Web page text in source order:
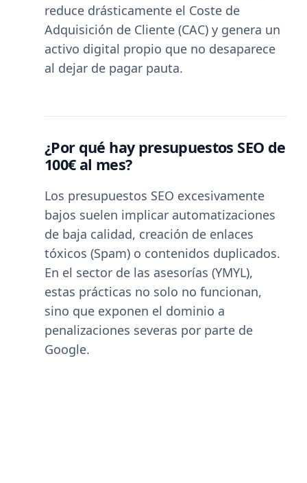
reduce drásticamente el Coste de
Adquisición de Cliente (CAC) y genera un
activo digital propio que no desaparece
al dejar de pagar pauta.
¿Por qué hay presupuestos SEO de
100€ al mes?
Los presupuestos SEO excesivamente
bajos suelen implicar automatizaciones
de baja calidad, creación de enlaces
tóxicos (Spam) o contenidos duplicados.
En el sector de las asesorías (YMYL),
estas prácticas no solo no funcionan,
sino que exponen el dominio a
penalizaciones severas por parte de
Google.